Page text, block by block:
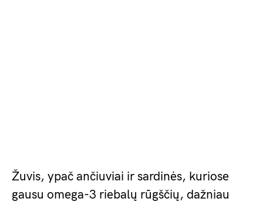
Žuvis, ypač ančiuviai ir sardinės, kuriose
gausu omega-3 riebalų rūgščių, dažniau